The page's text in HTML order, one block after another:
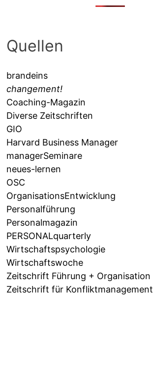
Quellen
brandeins
changement!
Coaching-Magazin
Diverse Zeitschriften
GIO
Harvard Business Manager
managerSeminare
neues-lernen
OSC
OrganisationsEntwicklung
Personalführung
Personalmagazin
PERSONALquarterly
Wirtschaftspsychologie
Wirtschaftswoche
Zeitschrift Führung + Organisation
Zeitschrift für Konfliktmanagement